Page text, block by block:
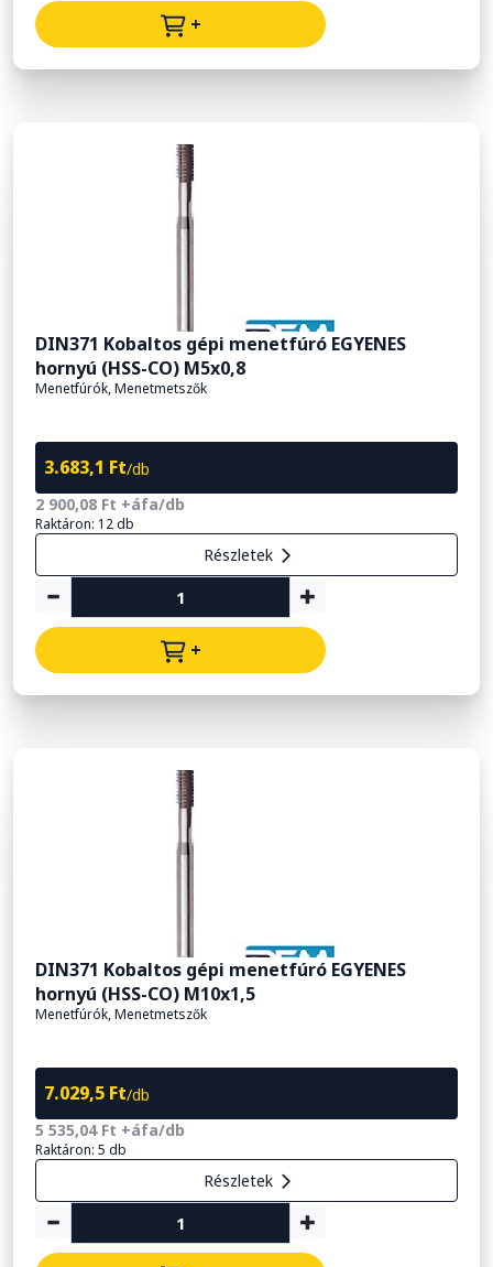
+
DIN371 Kobaltos gépi menetfúró EGYENES
hornyú (HSS-CO) M5x0,8
Menetfúrók, Menetmetszők
3.683,1 Ft/db
2 900,08 Ft +áfa/db
Raktáron: 12 db
Részletek
+
DIN371 Kobaltos gépi menetfúró EGYENES
hornyú (HSS-CO) M10x1,5
Menetfúrók, Menetmetszők
7.029,5 Ft/db
5 535,04 Ft +áfa/db
Raktáron: 5 db
Részletek